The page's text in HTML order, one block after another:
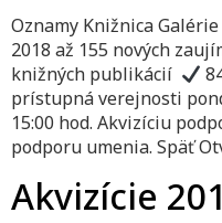
Oznamy Knižnica
2018 až 155 nových
knižných publikácií
prístupná verejnosti
15:00 hod. Akvizíciu
podporu umenia. Späť
Akvizície